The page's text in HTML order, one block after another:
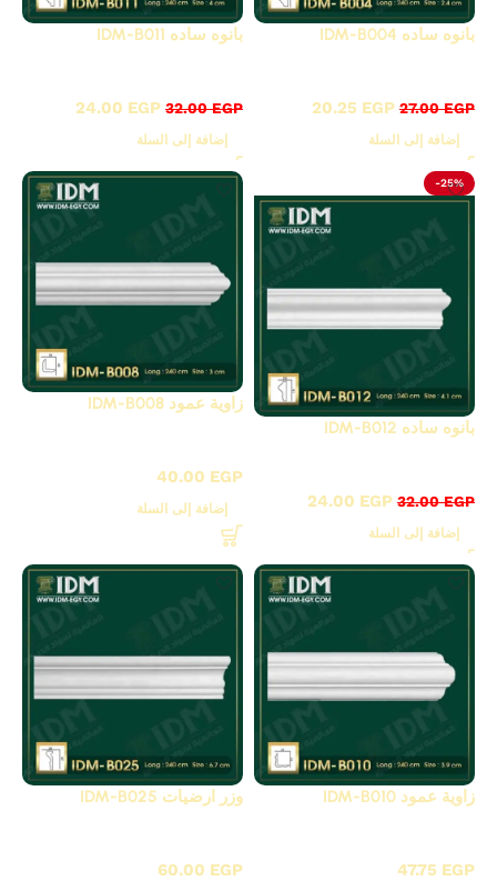
بانوه ساده IDM-B004
27.00EGP
20.25 EGP
إضافة إلى السلة
بانوه ساده IDM-B011
32.00EGP
24.00 EGP
إضافة إلى السلة
-25%
بانوه ساده IDM-B012
32.00EGP
24.00 EGP
إضافة إلى السلة
زاوية عمود IDM-B008
40.00 EGP
إضافة إلى السلة
زاوية عمود IDM-B010
47.75 EGP
وزر ارضيات IDM-B025
60.00 EGP